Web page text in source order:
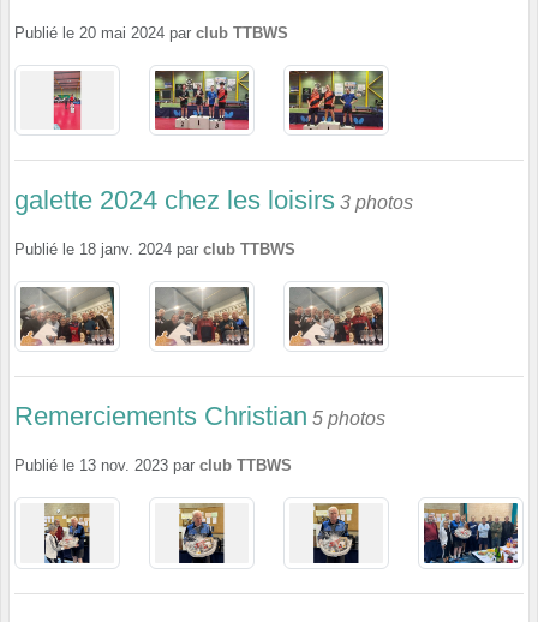
Publié le 20 mai 2024 par club TTBWS
galette 2024 chez les loisirs 3 photos
Publié le 18 janv. 2024 par club TTBWS
Remerciements Christian 5 photos
Publié le 13 nov. 2023 par club TTBWS